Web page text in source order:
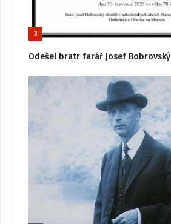
3
Odešel bratr farář Josef Bobrovský